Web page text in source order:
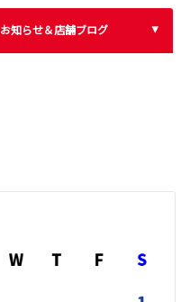
お知らせ＆店舗ブログ